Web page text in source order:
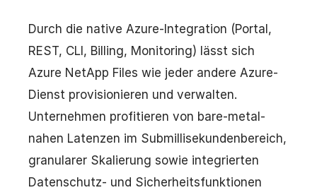
Durch die native Azure-Integration (Portal,
REST, CLI, Billing, Monitoring) lässt sich
Azure NetApp Files wie jeder andere Azure-
Dienst provisionieren und verwalten.
Unternehmen profitieren von bare-metal-
nahen Latenzen im Submillisekundenbereich,
granularer Skalierung sowie integrierten
Datenschutz- und Sicherheitsfunktionen